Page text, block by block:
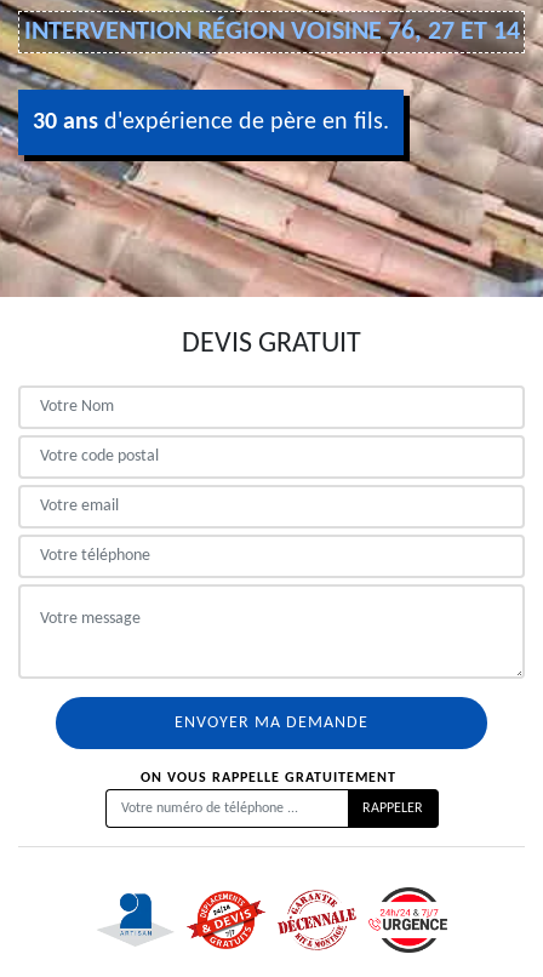
INTERVENTION RÉGION VOISINE 76, 27 ET 14
30 ans d'expérience de père en fils.
DEVIS GRATUIT
ON VOUS RAPPELLE GRATUITEMENT